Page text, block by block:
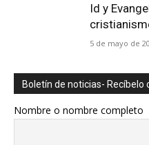
Id y
5 de mayo de
Boletín de noticias- Recíbelo
Nombre o nombre completo